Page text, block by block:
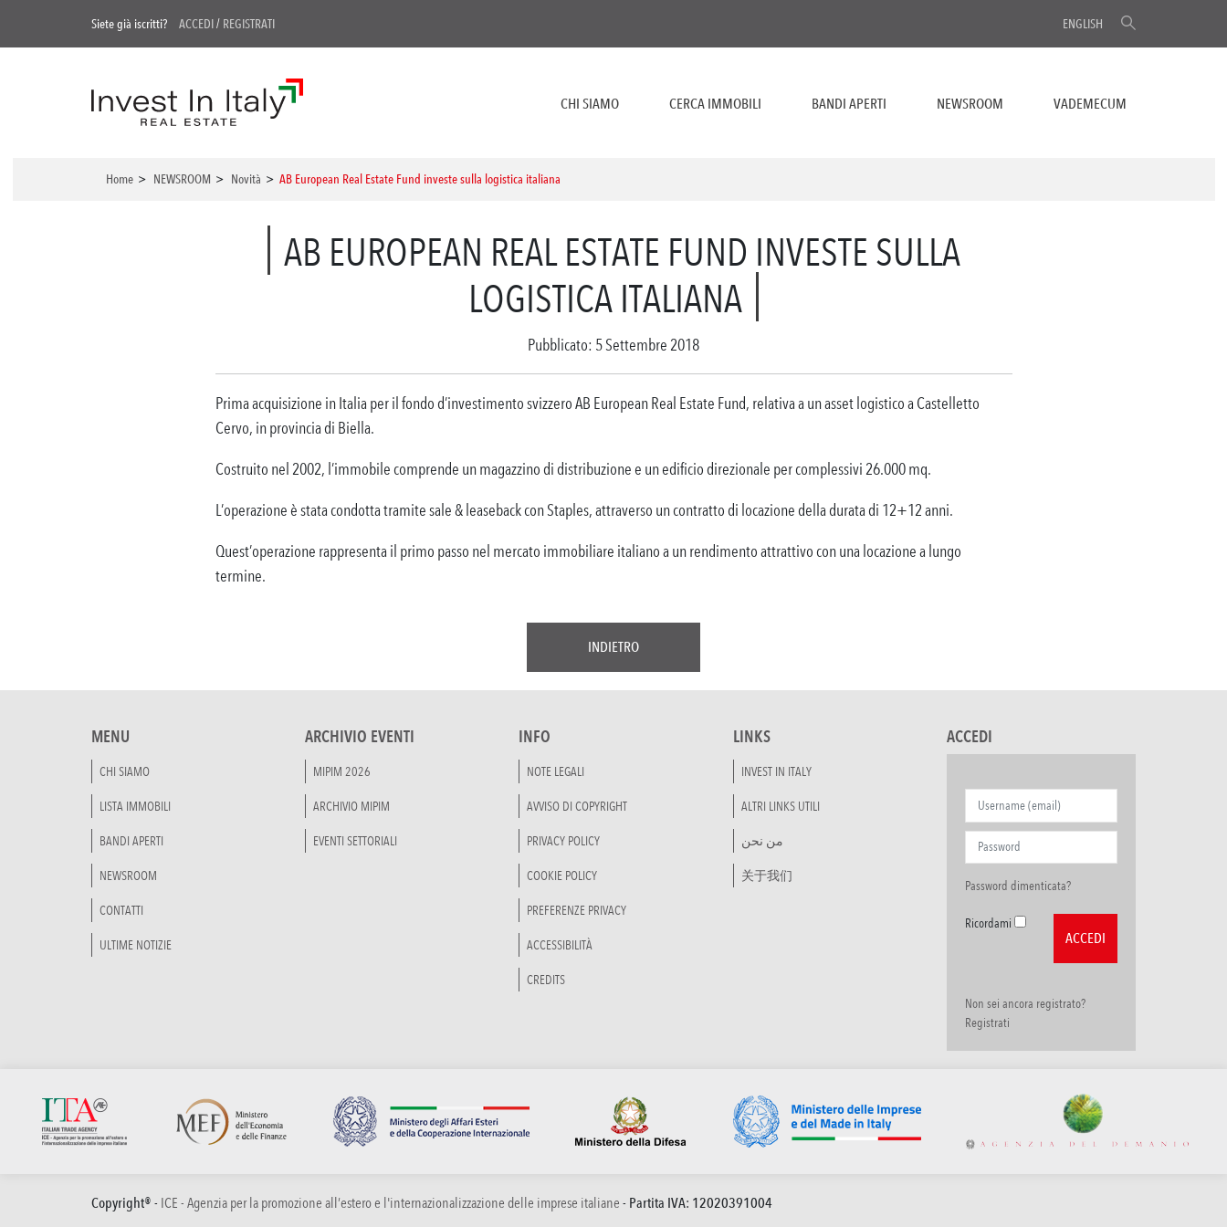
Siete già iscritti? ACCEDI/ REGISTRATI ENGLISH
CHI SIAMO CERCA IMMOBILI BANDI APERTI NEWSROOM VADEMECUM
Home > NEWSROOM > Novità > AB European Real Estate Fund investe sulla logistica italiana
AB EUROPEAN REAL ESTATE FUND INVESTE SULLA
LOGISTICA ITALIANA
Pubblicato: 5 Settembre 2018
Prima acquisizione in Italia per il fondo d’investimento svizzero AB European Real Estate Fund, relativa a un asset logistico a Castelletto
Cervo, in provincia di Biella.
Costruito nel 2002, l’immobile comprende un magazzino di distribuzione e un edificio direzionale per complessivi 26.000 mq.
L’operazione è stata condotta tramite sale & leaseback con Staples, attraverso un contratto di locazione della durata di 12+12 anni.
Quest’operazione rappresenta il primo passo nel mercato immobiliare italiano a un rendimento attrattivo con una locazione a lungo
termine.
INDIETRO
MENU
CHI SIAMO
LISTA IMMOBILI
BANDI APERTI
NEWSROOM
CONTATTI
ULTIME NOTIZIE
ARCHIVIO EVENTI
MIPIM 2026
ARCHIVIO MIPIM
EVENTI SETTORIALI
INFO
NOTE LEGALI
AVVISO DI COPYRIGHT
PRIVACY POLICY
COOKIE POLICY
PREFERENZE PRIVACY
ACCESSIBILITÀ
CREDITS
LINKS
INVEST IN ITALY
ALTRI LINKS UTILI
من نحن
关于我们
ACCEDI
Password dimenticata?
Ricordami
Non sei ancora registrato?
Registrati
Copyright® - ICE - Agenzia per la promozione all’estero e l'internazionalizzazione delle imprese italiane - Partita IVA: 12020391004